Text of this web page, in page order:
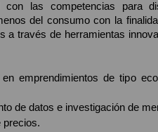
las competencias para
del consumo con la
a través de herramientas
emprendimientos de tipo
de datos e investigación de
precios.